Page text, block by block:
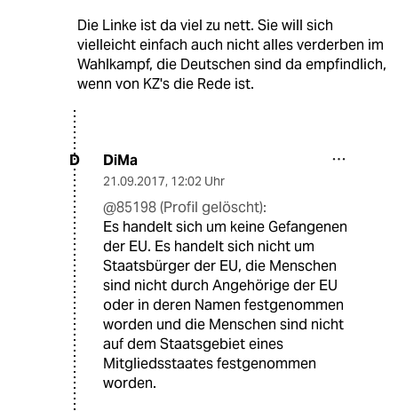
Die Linke ist da viel zu nett. Sie will sich
vielleicht einfach auch nicht alles verderben im
Wahlkampf, die Deutschen sind da empfindlich,
wenn von KZ's die Rede ist.
D DiMa
21.09.2017, 12:02 Uhr
@85198 (Profil gelöscht):
Es handelt sich um keine Gefangenen
der EU. Es handelt sich nicht um
Staatsbürger der EU, die Menschen
sind nicht durch Angehörige der EU
oder in deren Namen festgenommen
worden und die Menschen sind nicht
auf dem Staatsgebiet eines
Mitgliedsstaates festgenommen
worden.